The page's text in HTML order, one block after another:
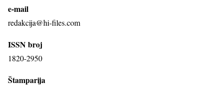
e-mail
redakcija@hi-files.com
ISSN broj
1820-2950
Štamparija